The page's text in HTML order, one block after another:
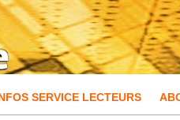
SERVICE LECTEURS